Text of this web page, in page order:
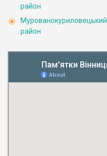
район
Мурованокуриловецький
район